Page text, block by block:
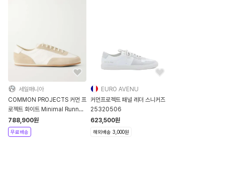
세일매니아
COMMON PROJECTS 커먼 프
로젝트 화이트 Minimal Runner
가죽 스웨이드 스니커즈
788,900원
무료배송
EURO AVENU
커먼프로젝트 패널 레더 스니커즈
25320506
623,500원
해외배송 3,000원